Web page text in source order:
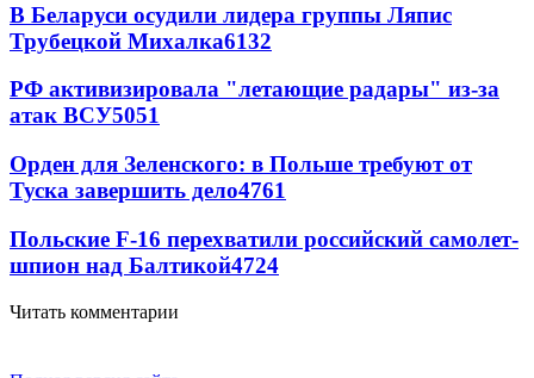
В Беларуси осудили лидера группы Ляпис
Трубецкой Михалка6132
РФ активизировала "летающие радары" из-за
атак ВСУ5051
Орден для Зеленского: в Польше требуют от
Туска завершить дело4761
Польские F-16 перехватили российский самолет-
шпион над Балтикой4724
Читать комментарии